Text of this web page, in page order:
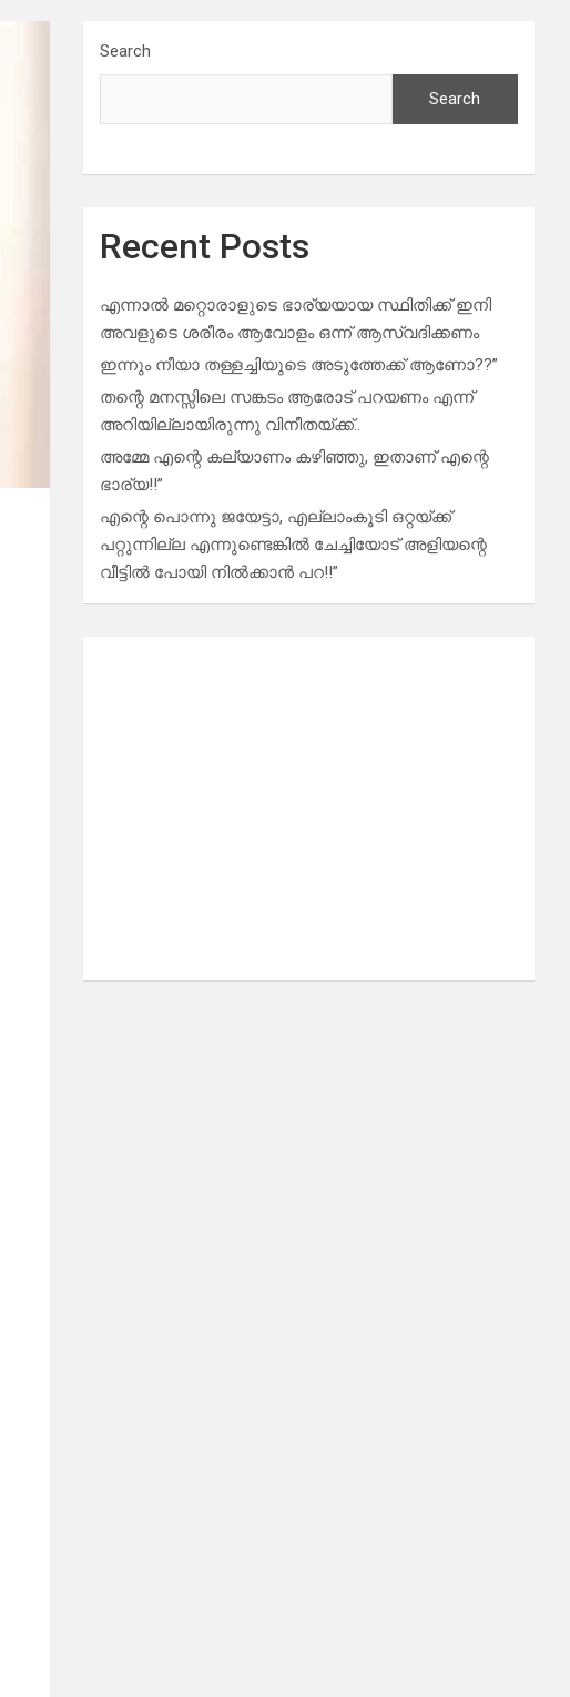
Search
Search
Recent Posts
എന്നാൽ മറ്റൊരാളുടെ ഭാര്യയായ സ്ഥിതിക്ക് ഇനി
അവളുടെ ശരീരം ആവോളം ഒന്ന് ആസ്വദിക്കണം
ഇന്നും നീയാ തള്ളച്ചിയുടെ അടുത്തേക്ക് ആണോ??”
തന്റെ മനസ്സിലെ സങ്കടം ആരോട് പറയണം എന്ന്
അറിയില്ലായിരുന്നു വിനീതയ്ക്ക്..
അമ്മേ എന്റെ കല്യാണം കഴിഞ്ഞു, ഇതാണ് എന്റെ
ഭാര്യ!!”
എന്റെ പൊന്നു ജയേട്ടാ, എല്ലാംകൂടി ഒറ്റയ്ക്ക്
പറ്റുന്നില്ല എന്നുണ്ടെങ്കിൽ ചേച്ചിയോട് അളിയന്റെ
വീട്ടിൽ പോയി നിൽക്കാൻ പറ!!”